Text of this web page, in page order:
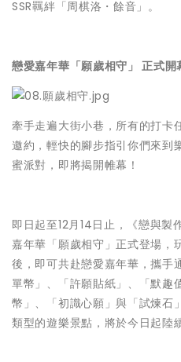
SSR羈絆「周棋洛・餘音」。
戀愛嘉年華「願歲相守」 正式開
牽手走遍大街小巷，所有的打卡
邀約，輕快的腳步指引你們來
蜜派對，即將揭開帷幕！
即日起至12月14日止，《戀與
嘉年華「願歲相守」正式登場，
後，即可共赴戀愛嘉年華，攜手
單幣」、「許願貼紙」、「默趣
幣」、「初識心願」與「試煉石
類型的遊樂景點，將於今日起陸